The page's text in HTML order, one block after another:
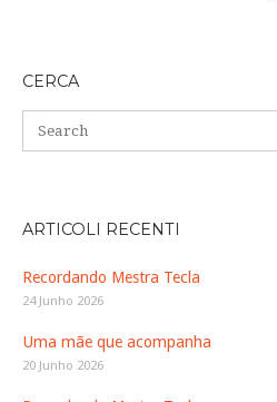
CERCA
ARTICOLI RECENTI
Recordando Mestra Tecla
24 Junho 2026
Uma mãe que acompanha
20 Junho 2026